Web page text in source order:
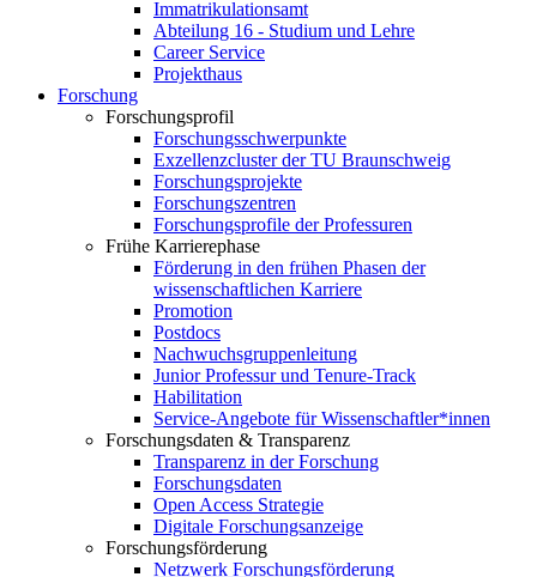
Immatrikulationsamt
Abteilung 16 - Studium und Lehre
Career Service
Projekthaus
Forschung
Forschungsprofil
Forschungsschwerpunkte
Exzellenzcluster der TU Braunschweig
Forschungsprojekte
Forschungszentren
Forschungsprofile der Professuren
Frühe Karrierephase
Förderung in den frühen Phasen der
wissenschaftlichen Karriere
Promotion
Postdocs
Nachwuchsgruppenleitung
Junior Professur und Tenure-Track
Habilitation
Service-Angebote für Wissenschaftler*innen
Forschungsdaten & Transparenz
Transparenz in der Forschung
Forschungsdaten
Open Access Strategie
Digitale Forschungsanzeige
Forschungsförderung
Netzwerk Forschungsförderung